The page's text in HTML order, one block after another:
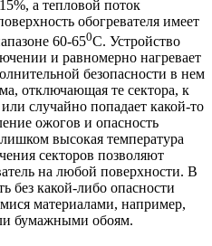
а тепловой поток
обогревателя имеет
60-650С. Устройство
и равномерно нагревает
безопасности в нем
отключающая те сектора, к
случайно попадает какой-то
ожогов и опасность
высокая температура
секторов позволяют
на любой поверхности. В
без какой-либо опасности
материалами, например,
бумажными обоям.